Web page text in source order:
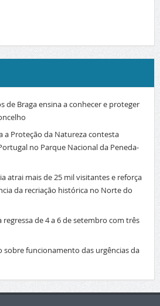
de Braga ensina a conhecer e proteger
a Proteção da Natureza contesta
no Parque Nacional da Peneda-
atrai mais de 25 mil visitantes e reforça
da recriação histórica no Norte do
regressa de 4 a 6 de setembro com três
sobre funcionamento das urgências da